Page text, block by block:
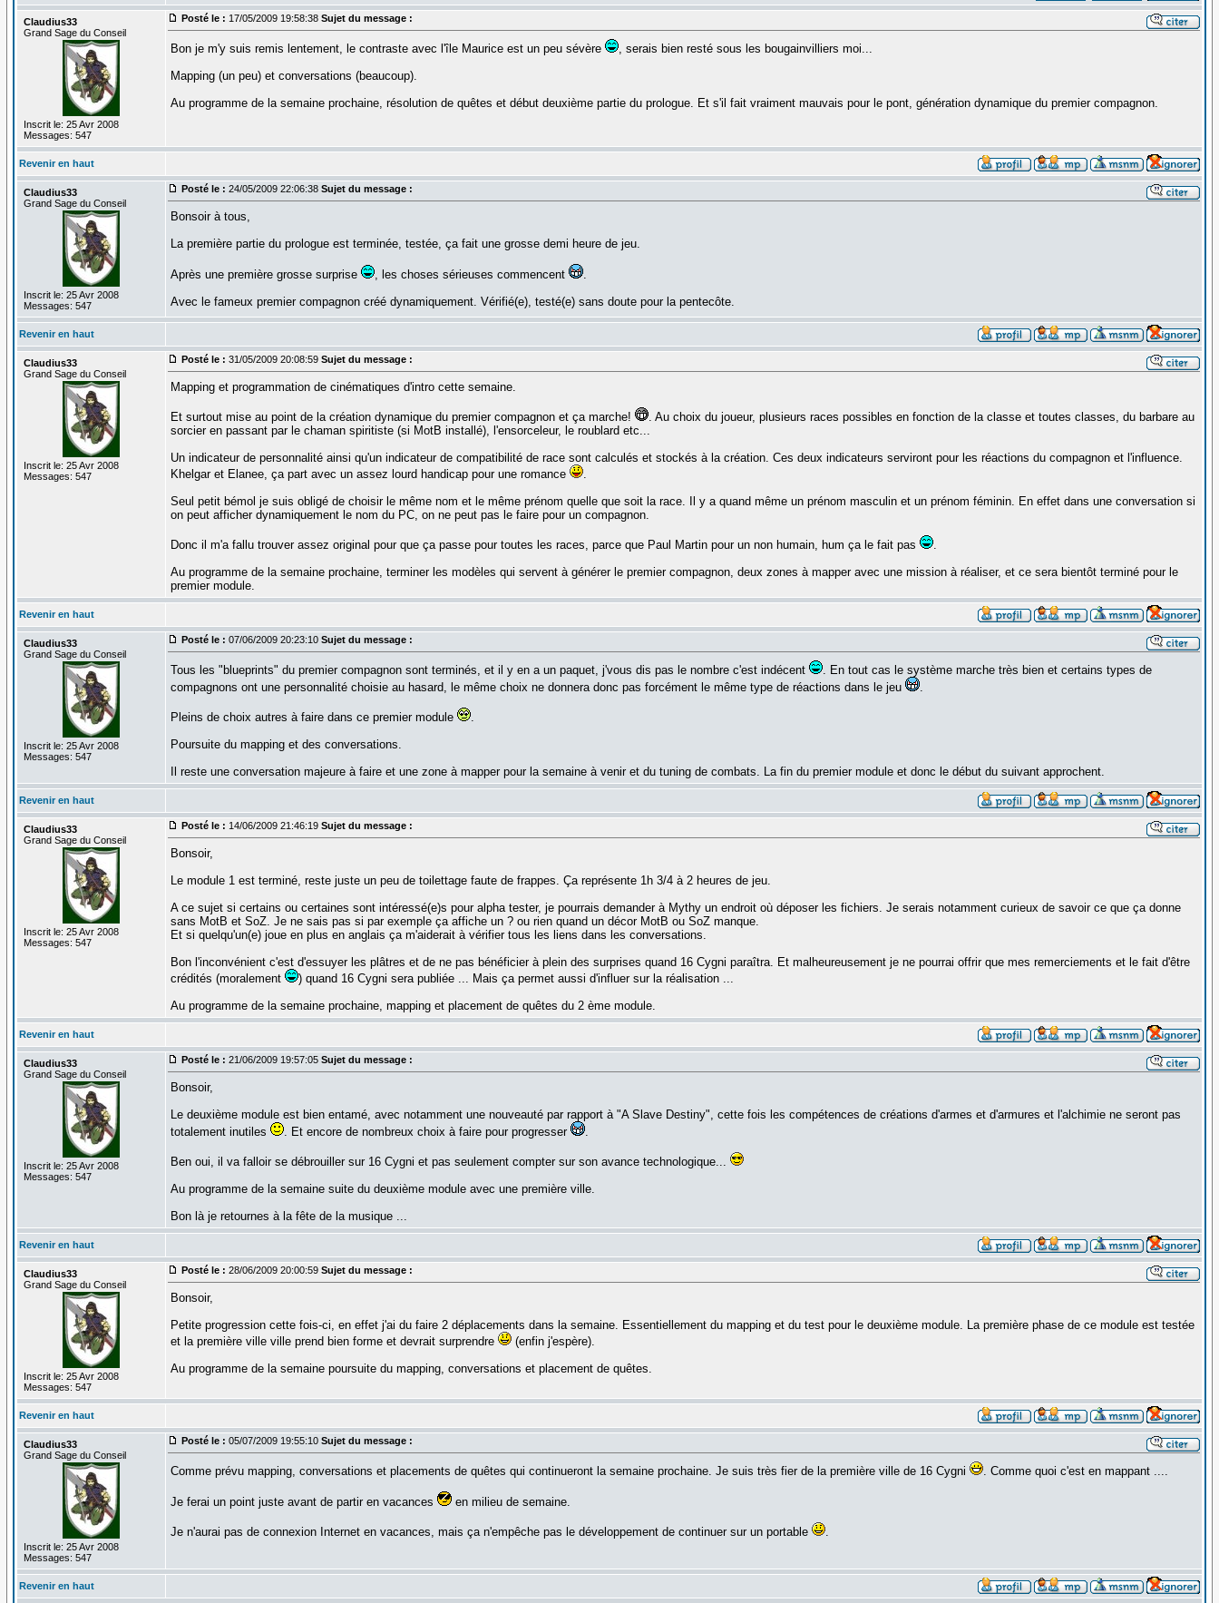
Claudius33
Grand Sage du Conseil
Inscrit le: 25 Avr 2008
Messages: 547
Posté le : 17/05/2009 19:58:38 Sujet du message :
Bon je m'y suis remis lentement, le contraste avec l'île Maurice est un peu sévère
, serais bien resté sous les bougainvilliers moi...
Mapping (un peu) et conversations (beaucoup).
Au programme de la semaine prochaine, résolution de quêtes et début deuxième partie du prologue. Et s'il fait vraiment mauvais pour le pont, génération dynamique du premier compagnon.
Revenir en haut
Claudius33
Grand Sage du Conseil
Inscrit le: 25 Avr 2008
Messages: 547
Posté le : 24/05/2009 22:06:38 Sujet du message :
Bonsoir à tous,
La première partie du prologue est terminée, testée, ça fait une grosse demi heure de jeu.
Après une première grosse surprise , les choses sérieuses commencent
.
Avec le fameux premier compagnon créé dynamiquement. Vérifié(e), testé(e) sans doute pour la pentecôte.
Revenir en haut
Claudius33
Grand Sage du Conseil
Inscrit le: 25 Avr 2008
Messages: 547
Posté le : 31/05/2009 20:08:59 Sujet du message :
Mapping et programmation de cinématiques d'intro cette semaine.
Et surtout mise au point de la création dynamique du premier compagnon et ça marche!
. Au choix du joueur, plusieurs races possibles en fonction de la classe et toutes classes, du barbare au
sorcier en passant par le chaman spiritiste (si MotB installé), l'ensorceleur, le roublard etc...
Un indicateur de personnalité ainsi qu'un indicateur de compatibilité de race sont calculés et stockés à la création. Ces deux indicateurs serviront pour les réactions du compagnon et l'influence.
Khelgar et Elanee, ça part avec un assez lourd handicap pour une romance
.
Seul petit bémol je suis obligé de choisir le même nom et le même prénom quelle que soit la race. Il y a quand même un prénom masculin et un prénom féminin. En effet dans une conversation si
on peut afficher dynamiquement le nom du PC, on ne peut pas le faire pour un compagnon.
Donc il m'a fallu trouver assez original pour que ça passe pour toutes les races, parce que Paul Martin pour un non humain, hum ça le fait pas
.
Au programme de la semaine prochaine, terminer les modèles qui servent à générer le premier compagnon, deux zones à mapper avec une mission à réaliser, et ce sera bientôt terminé pour le
premier module.
Revenir en haut
Claudius33
Grand Sage du Conseil
Inscrit le: 25 Avr 2008
Messages: 547
Posté le : 07/06/2009 20:23:10 Sujet du message :
Tous les "blueprints" du premier compagnon sont terminés, et il y en a un paquet, j'vous dis pas le nombre c'est indécent
. En tout cas le système marche très bien et certains types de
compagnons ont une personnalité choisie au hasard, le même choix ne donnera donc pas forcément le même type de réactions dans le jeu
.
Pleins de choix autres à faire dans ce premier module
.
Poursuite du mapping et des conversations.
Il reste une conversation majeure à faire et une zone à mapper pour la semaine à venir et du tuning de combats. La fin du premier module et donc le début du suivant approchent.
Revenir en haut
Claudius33
Grand Sage du Conseil
Inscrit le: 25 Avr 2008
Messages: 547
Posté le : 14/06/2009 21:46:19 Sujet du message :
Bonsoir,
Le module 1 est terminé, reste juste un peu de toilettage faute de frappes. Ça représente 1h 3/4 à 2 heures de jeu.
A ce sujet si certains ou certaines sont intéressé(e)s pour alpha tester, je pourrais demander à Mythy un endroit où déposer les fichiers. Je serais notamment curieux de savoir ce que ça donne
sans MotB et SoZ. Je ne sais pas si par exemple ça affiche un ? ou rien quand un décor MotB ou SoZ manque.
Et si quelqu'un(e) joue en plus en anglais ça m'aiderait à vérifier tous les liens dans les conversations.
Bon l'inconvénient c'est d'essuyer les plâtres et de ne pas bénéficier à plein des surprises quand 16 Cygni paraîtra. Et malheureusement je ne pourrai offrir que mes remerciements et le fait d'être
crédités (moralement
) quand 16 Cygni sera publiée ... Mais ça permet aussi d'influer sur la réalisation ...
Au programme de la semaine prochaine, mapping et placement de quêtes du 2 ème module.
Revenir en haut
Claudius33
Grand Sage du Conseil
Inscrit le: 25 Avr 2008
Messages: 547
Posté le : 21/06/2009 19:57:05 Sujet du message :
Bonsoir,
Le deuxième module est bien entamé, avec notamment une nouveauté par rapport à "A Slave Destiny", cette fois les compétences de créations d'armes et d'armures et l'alchimie ne seront pas
totalement inutiles
. Et encore de nombreux choix à faire pour progresser .
Ben oui, il va falloir se débrouiller sur 16 Cygni et pas seulement compter sur son avance technologique...
Au programme de la semaine suite du deuxième module avec une première ville.
Bon là je retournes à la fête de la musique ...
Revenir en haut
Claudius33
Grand Sage du Conseil
Inscrit le: 25 Avr 2008
Messages: 547
Posté le : 28/06/2009 20:00:59 Sujet du message :
Bonsoir,
Petite progression cette fois-ci, en effet j'ai du faire 2 déplacements dans la semaine. Essentiellement du mapping et du test pour le deuxième module. La première phase de ce module est testée
et la première ville ville prend bien forme et devrait surprendre
(enfin j'espère).
Au programme de la semaine poursuite du mapping, conversations et placement de quêtes.
Revenir en haut
Claudius33
Grand Sage du Conseil
Inscrit le: 25 Avr 2008
Messages: 547
Posté le : 05/07/2009 19:55:10 Sujet du message :
Comme prévu mapping, conversations et placements de quêtes qui continueront la semaine prochaine. Je suis très fier de la première ville de 16 Cygni . Comme quoi c'est en mappant ....
Je ferai un point juste avant de partir en vacances en milieu de semaine.
Je n'aurai pas de connexion Internet en vacances, mais ça n'empêche pas le développement de continuer sur un portable .
Revenir en haut